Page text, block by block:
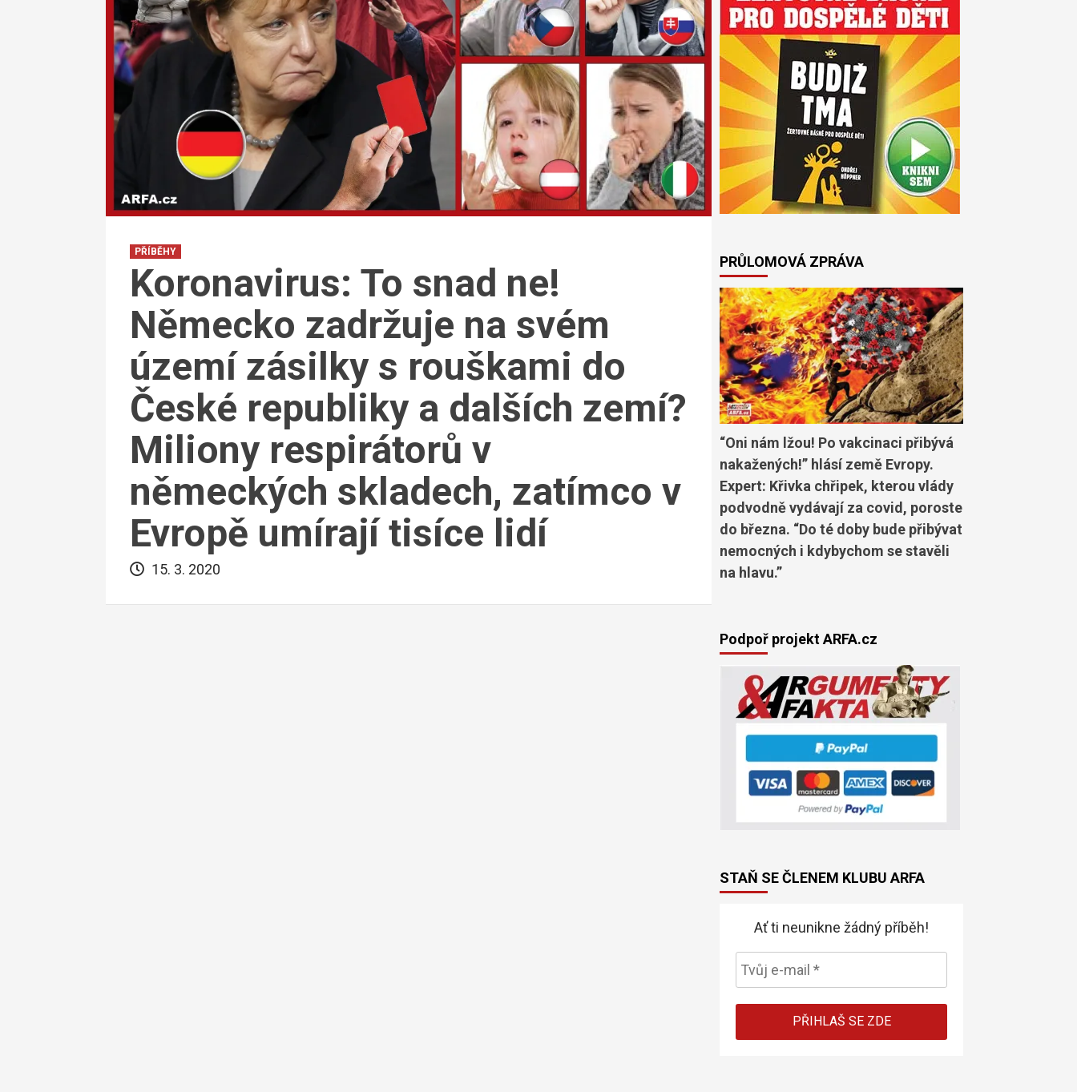
PŘÍBĚHY
Koronavirus: To snad ne!
Německo zadržuje na svém
území zásilky s rouškami do
České republiky a dalších zemí?
Miliony respirátorů v
německých skladech, zatímco v
Evropě umírají tisíce lidí
15. 3. 2020
PRŮLOMOVÁ ZPRÁVA
“Oni nám lžou! Po vakcinaci přibývá
nakažených!” hlásí země Evropy.
Expert: Křivka chřipek, kterou vlády
podvodně vydávají za covid, poroste
do března. “Do té doby bude přibývat
nemocných i kdybychom se stavěli
na hlavu.”
Podpoř projekt ARFA.cz
STAŇ SE ČLENEM KLUBU ARFA
Ať ti neunikne žádný příběh!